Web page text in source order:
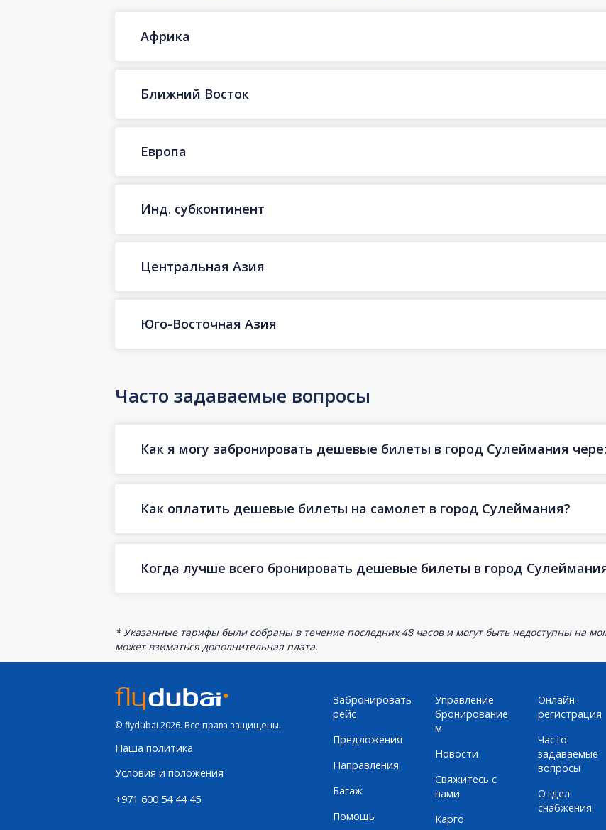
Африка
Ближний Восток
Европа
Инд. субконтинент
Центральная Азия
Юго-Восточная Азия
Часто задаваемые вопросы
Как я могу забронировать дешевые билеты в город Сулеймания
Как оплатить дешевые билеты на самолет в город Сулеймания?
Когда лучше всего бронировать дешевые билеты в город
* Указанные тарифы были собраны в течение последних 48 часов и могут быть недоступны на
может взиматься дополнительная плата.
© flydubai 2026. Все права защищены.
Наша политика
Условия и положения
+971 600 54 44 45
Забронировать
рейс
Предложения
Направления
Багаж
Помощь
Управление
бронирование
м
Новости
Свяжитесь с
нами
Карго
Онлайн-
регистрация
Часто
задаваемые
вопросы
Отдел
снабжения